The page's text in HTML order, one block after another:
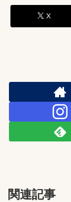
X
関連記事